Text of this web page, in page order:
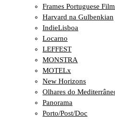
Frames Portuguese
Harvard na Gulbenkian
IndieLisboa
Locarno
LEFFEST
MONSTRA
MOTELx
New Horizons
Olhares do
Panorama
Porto/Post/Doc